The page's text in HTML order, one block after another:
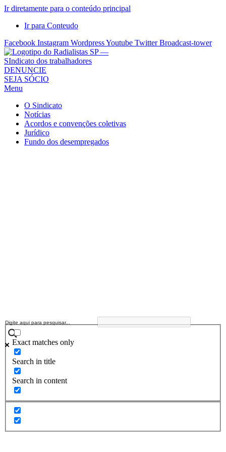
Ir diretamente para o conteúdo principal
Ir para Conteudo
Facebook Instagram WordpressYoutube Twitter Broadcast-tower
Sindicato
dos
Radialistas
São
Paulo
Sindicato
DENUNCIE
SEJA SÓCIO
Menu
O Sindicato
Notícias
Acordos e convenções coletivas
Jurídico
Fundo dos desempregados
Exact matches only
Search in title
Search in content